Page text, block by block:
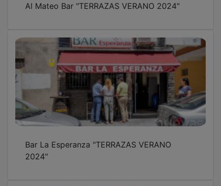
Al Mateo Bar "TERRAZAS VERANO 2024"
Bar La Esperanza "TERRAZAS VERANO
2024"